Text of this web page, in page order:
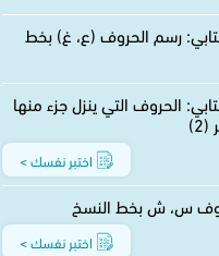
رسم الحروف (ع، غ) بخط
الحروف التي ينزل جزء منها
اختبر نفسك >
س، ش بخط النسخ
اختبر نفسك >